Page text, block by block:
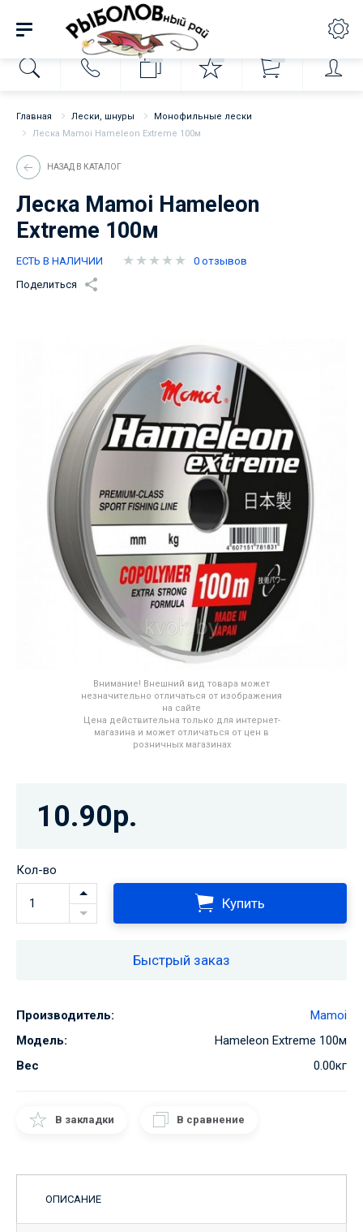
Главная Лески, шнуры
Монофильные лески
Леска Mamoi Hameleon Extreme 100м
НАЗАД В КАТАЛОГ
Леска Mamoi Hameleon
Extreme 100м
ЕСТЬ В НАЛИЧИИ
0 отзывов
Поделиться
Внимание! Внешний вид товара может
незначительно отличаться от изображения
на сайте
Цена действительна только для интернет-
магазина и может отличаться от цен в
розничных магазинах
10.90р.
Кол-во
Купить
Быстрый заказ
Производитель:
Mamoi
Модель:
Hameleon Extreme 100м
Вес
0.00кг
В закладки В сравнение
ОПИСАНИЕ